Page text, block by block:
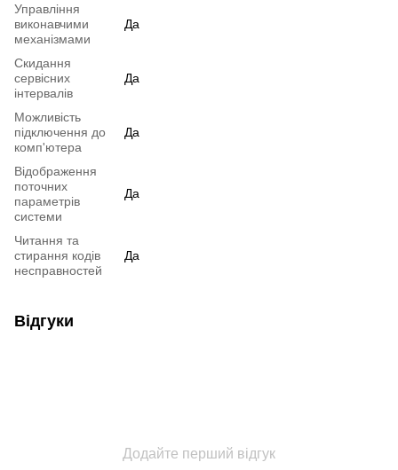
Управління
виконавчими
механізмами
Да
Скидання
сервісних
інтервалів
Да
Можливість
підключення до
комп'ютера
Да
Відображення
поточних
параметрів
системи
Да
Читання та
стирання кодів
несправностей
Да
Відгуки
Додайте перший відгук